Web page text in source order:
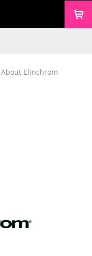
About Elinchrom